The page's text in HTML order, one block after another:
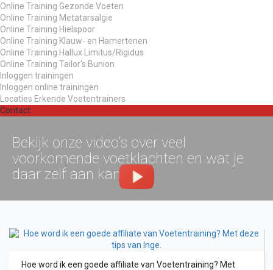
Online Training Gezonde Voeten
Online Training Metatarsalgie
Online Training Hielspoor
Online Training Klauw- en Hamertenen
Online Training Hallux Limitus/Rigidus
Online Training Tailor's Bunion
Inloggen trainingen
Inloggen online trainingen
Locaties Erkende Voetentrainers
Contact
Bekijk onze video’s over veel
voorkomende voetklachten en wat je
daar zelf aan kan doen.
Hoe word ik een goede affiliate van Voetentraining? Met